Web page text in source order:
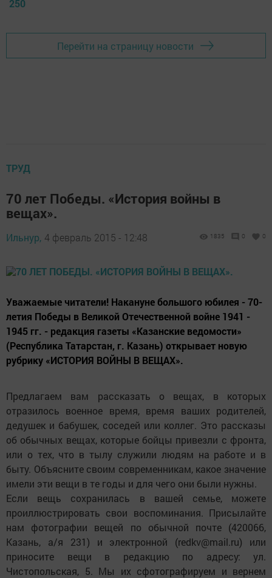
250
Перейти на страницу новости
ТРУД
70 лет Победы. «История войны в
вещах».
Ильнур, 4 февраль 2015 - 12:48 1835 0 0
Уважаемые читатели! Накануне большого юбилея - 70-
летия Победы в Великой Отечественной войне 1941 -
1945 гг. - редакция газеты «Казанские ведомости»
(Республика Татарстан, г. Казань) открывает новую
рубрику «ИСТОРИЯ ВОЙНЫ В ВЕЩАХ».
Предлагаем вам рассказать о вещах, в которых
отразилось военное время, время ваших родителей,
дедушек и бабушек, соседей или коллег. Это рассказы
об обычных вещах, которые бойцы привезли с фронта,
или о тех, что в тылу служили людям на работе и в
быту. Объясните своим современникам, какое значение
имели эти вещи в те годы и для чего они были нужны.
Если вещь сохранилась в вашей семье, можете
проиллюстрировать свои воспоминания. Присылайте
нам фотографии вещей по обычной почте (420066,
Казань, а/я 231) и электронной (redkv@mail.ru) или
приносите вещи в редакцию по адресу: ул.
Чистопольская, 5. Мы их сфотографируем и вернем